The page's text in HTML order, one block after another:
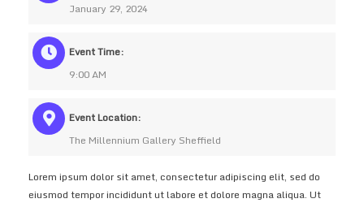
January 29, 2024
Event Time:
9:00 AM
Event Location:
The Millennium Gallery Sheffield
Lorem ipsum dolor sit amet, consectetur adipiscing elit, sed do
eiusmod tempor incididunt ut labore et dolore magna aliqua. Ut